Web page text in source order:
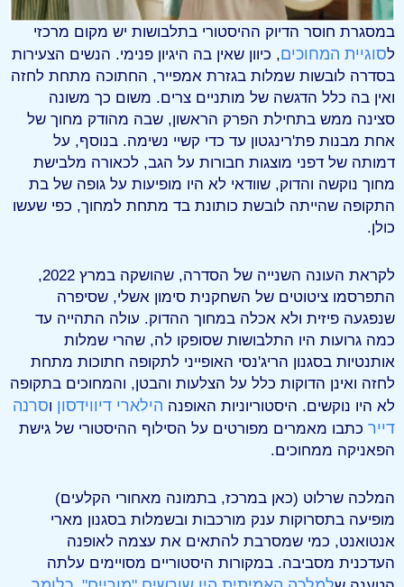
במסגרת חוסר הדיוק ההיסטורי בתלבושות יש מקום מרכזי
לסוגיית המחוכים, כיוון שאין בה היגיון פנימי. הנשים הצעירות
בסדרה לובשות שמלות בגזרת אמפייר, החתוכה מתחת לחזה
ואין בה כלל הדגשה של מותניים צרים. משום כך משונה
סצינה ממש בתחילת הפרק הראשון, שבה מהודק מחוך של
אחת מבנות פת'רינגטון עד כדי קשיי נשימה. בנוסף, על
דמותה של דפני מוצגות חבורות על הגב, לכאורה מלבישת
מחוך נוקשה והדוק, שוודאי לא היו מופיעות על גופה של בת
התקופה שהייתה לובשת כותונת בד מתחת למחוך, כפי שעשו
כולן.
לקראת העונה השנייה של הסדרה, שהושקה במרץ 2022,
התפרסמו ציטוטים של השחקנית סימון אשלי, שסיפרה
שנפגעה פיזית ולא אכלה במחוך ההדוק. עולה התהייה עד
כמה גרועות היו התלבושות שסופקו לה, שהרי שמלות
אותנטיות בסגנון הריג'נסי האופייני לתקופה חתוכות מתחת
לחזה ואינן הדוקות כלל על הצלעות והבטן, והמחוכים בתקופה
לא היו נוקשים. היסטוריוניות האופנה הילארי דיווידסון וסרנה
דייר כתבו מאמרים מפורטים על הסילוף ההיסטורי של גישת
הפאניקה ממחוכים.
המלכה שרלוט (כאן במרכז, בתמונה מאחורי הקלעים)
מופיעה בתסרוקות ענק מורכבות ובשמלות בסגנון מארי
אנטואנט, כמי שמסרבת להתאים את עצמה לאופנה
העדכנית מסביבה. במקורות היסטוריים מסויימים עלתה